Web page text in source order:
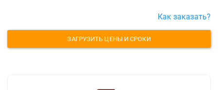
Как заказать?
ЗАГРУЗИТЬ ЦЕНЫ И СРОКИ